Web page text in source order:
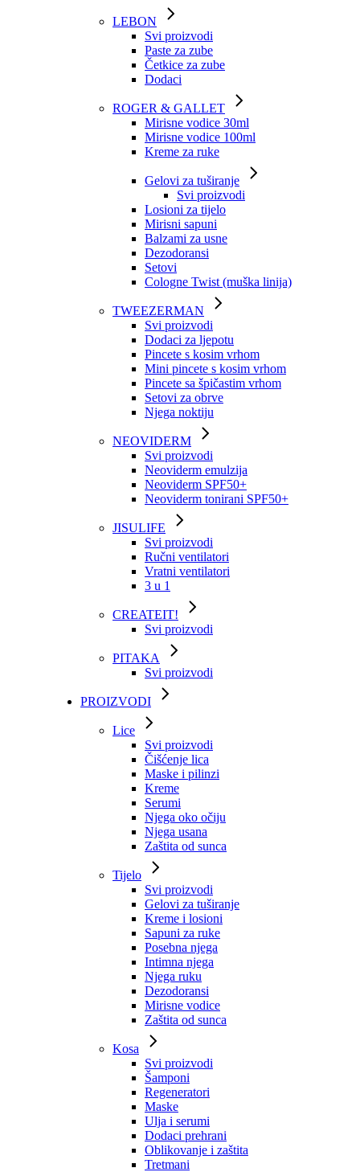
LEBON
Svi proizvodi
Paste za zube
Četkice za zube
Dodaci
ROGER & GALLET
Mirisne vodice 30ml
Mirisne vodice 100ml
Kreme za ruke
Gelovi za tuširanje
Svi proizvodi
Losioni za tijelo
Mirisni sapuni
Balzami za usne
Dezodoransi
Setovi
Cologne Twist (muška linija)
TWEEZERMAN
Svi proizvodi
Dodaci za ljepotu
Pincete s kosim vrhom
Mini pincete s kosim vrhom
Pincete sa špičastim vrhom
Setovi za obrve
Njega noktiju
NEOVIDERM
Svi proizvodi
Neoviderm emulzija
Neoviderm SPF50+
Neoviderm tonirani SPF50+
JISULIFE
Svi proizvodi
Ručni ventilatori
Vratni ventilatori
3 u 1
CREATEIT!
Svi proizvodi
PITAKA
Svi proizvodi
PROIZVODI
Lice
Svi proizvodi
Čišćenje lica
Maske i pilinzi
Kreme
Serumi
Njega oko očiju
Njega usana
Zaštita od sunca
Tijelo
Svi proizvodi
Gelovi za tuširanje
Kreme i losioni
Sapuni za ruke
Posebna njega
Intimna njega
Njega ruku
Dezodoransi
Mirisne vodice
Zaštita od sunca
Kosa
Svi proizvodi
Šamponi
Regeneratori
Maske
Ulja i serumi
Dodaci prehrani
Oblikovanje i zaštita
Tretmani